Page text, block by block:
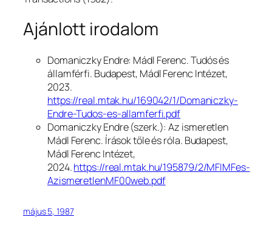
Ajánlott irodalom
Domaniczky Endre: Mádl Ferenc. Tudós és
államférfi. Budapest, Mádl Ferenc Intézet,
2023.
https://real.mtak.hu/169042/1/Domaniczky-
Endre-Tudos-es-allamferfi.pdf
Domaniczky Endre (szerk.):Az ismeretlen
Mádl Ferenc. Írások tőle és róla. Budapest,
Mádl Ferenc Intézet,
2024.https://real.mtak.hu/195879/2/MFIMFes-
AzismeretlenMF00web.pdf
május 5, 1987